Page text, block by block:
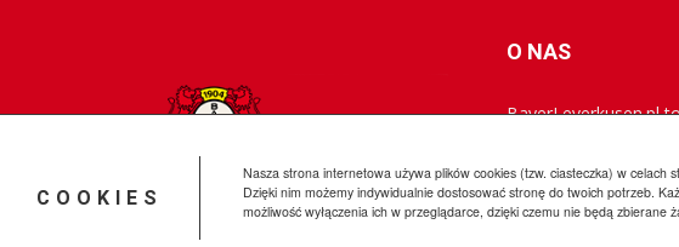
COOKIES
Nasza strona internetowa używa plików cookies (tzw. ciasteczka) w celach
Dzięki nim możemy indywidualnie dostosować stronę do twoich potrzeb.
możliwość wyłączenia ich w przeglądarce, dzięki czemu nie będą zbierane
O NAS
BayerLeverkusen.pl
najnowszych